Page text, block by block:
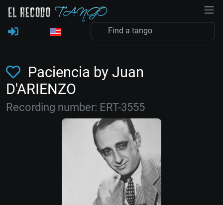
Paciencia by Juan
D'ARIENZO
Recording number: ERT-3555